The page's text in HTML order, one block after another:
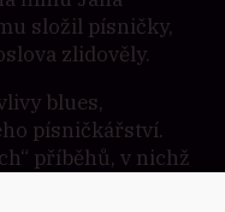
složil písničky,
zlidověly.
blues,
písničkářství.
příběhů, v nichž